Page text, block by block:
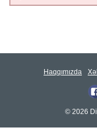
Haqqımızda
© 2026